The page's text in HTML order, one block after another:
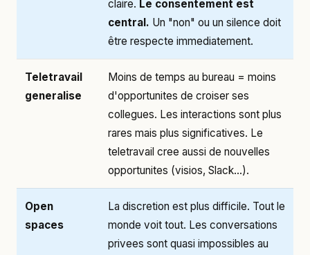
claire. Le consentement est
central. Un "non" ou un silence doit
être respecte immediatement.
Teletravail
generalise
Moins de temps au bureau = moins
d'opportunites de croiser ses
collegues. Les interactions sont plus
rares mais plus significatives. Le
teletravail cree aussi de nouvelles
opportunites (visios, Slack...).
Open
spaces
La discretion est plus difficile. Tout le
monde voit tout. Les conversations
privees sont quasi impossibles au